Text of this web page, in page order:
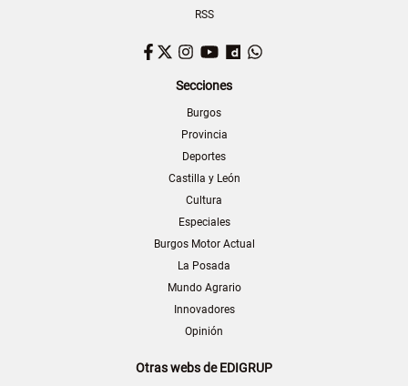
RSS
Facebook
TwitterInstagram
YouTubeDailymotion
Secciones
Burgos
Provincia
Deportes
Castilla y León
Cultura
Especiales
Burgos Motor Actual
La Posada
Mundo Agrario
Innovadores
Opinión
Otras webs de EDIGRUP